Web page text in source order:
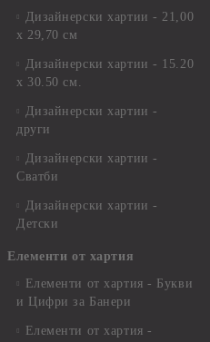
Дизайнерски хартии - 21,00
х 29,70 см
Дизайнерски хартии - 15.20
x 30.50 см.
Дизайнерски хартии -
други
Дизайнерски хартии -
Сватби
Дизайнерски хартии -
Детски
Елементи от хартия
Елементи от хартия - Букви
и Цифри за Банери
Елементи от хартия -